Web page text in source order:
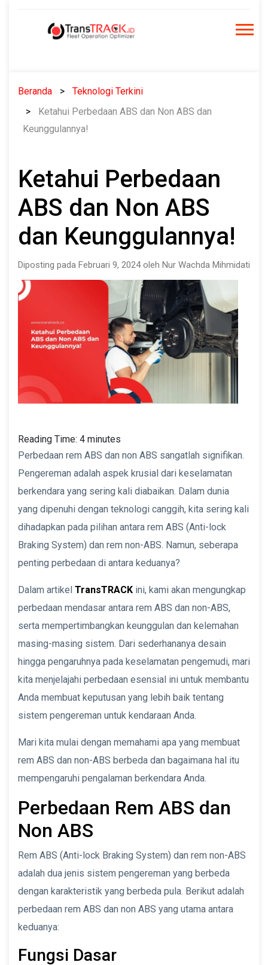
Beranda
Teknologi Terkini
Ketahui Perbedaan ABS dan Non ABS dan
Keunggulannya!
Ketahui Perbedaan
ABS dan Non ABS
dan Keunggulannya!
Diposting pada Februari 9, 2024 oleh Nur Wachda Mihmidati
Reading Time: 4 minutes
Perbedaan rem ABS dan non ABS sangatlah signifikan.
Pengereman adalah aspek krusial dari keselamatan
berkendara yang sering kali diabaikan. Dalam dunia
yang dipenuhi dengan teknologi canggih, kita sering kali
dihadapkan pada pilihan antara rem ABS (Anti-lock
Braking System) dan rem non-ABS. Namun, seberapa
penting perbedaan di antara keduanya?
Dalam artikel TransTRACK ini, kami akan mengungkap
perbedaan mendasar antara rem ABS dan non-ABS,
serta mempertimbangkan keunggulan dan kelemahan
masing-masing sistem. Dari sederhananya desain
hingga pengaruhnya pada keselamatan pengemudi, mari
kita menjelajahi perbedaan esensial ini untuk membantu
Anda membuat keputusan yang lebih baik tentang
sistem pengereman untuk kendaraan Anda.
Mari kita mulai dengan memahami apa yang membuat
rem ABS dan non-ABS berbeda dan bagaimana hal itu
mempengaruhi pengalaman berkendara Anda.
Perbedaan Rem ABS dan
Non ABS
Rem ABS (Anti-lock Braking System) dan rem non-ABS
adalah dua jenis sistem pengereman yang berbeda
dengan karakteristik yang berbeda pula. Berikut adalah
perbedaan rem ABS dan non ABS yang utama antara
keduanya:
Fungsi Dasar